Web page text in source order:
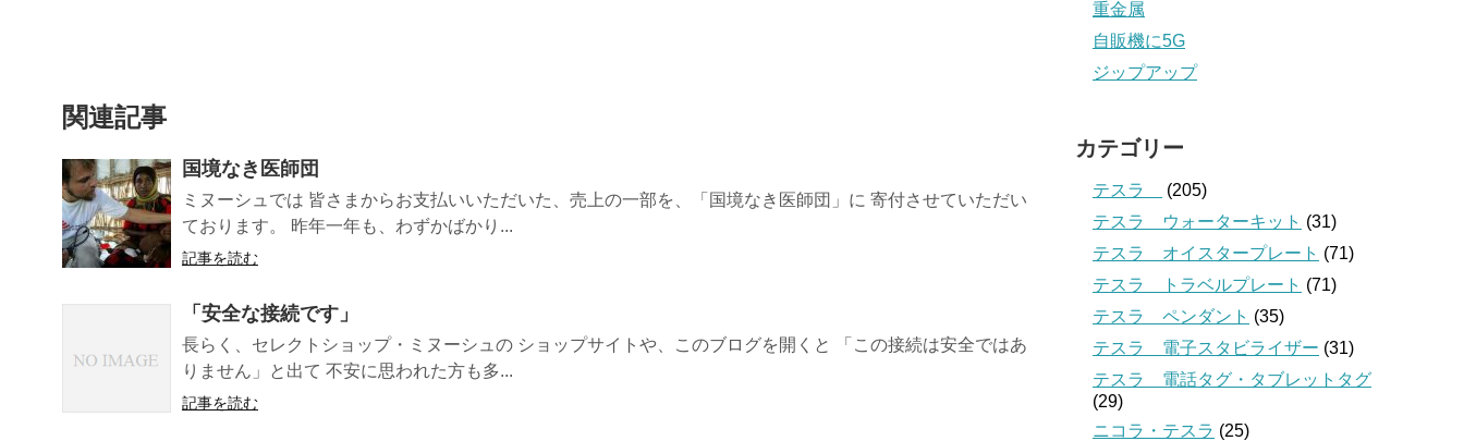
関連記事
国境なき医師団
ミヌーシュでは 皆さまからお支払いいただいた、売上の一部を、「国境なき医師団」に 寄付させていただい
ております。 昨年一年も、わずかばかり...
記事を読む
「安全な接続です」
長らく、セレクトショップ・ミヌーシュの ショップサイトや、このブログを開くと 「この接続は安全ではあ
りません」と出て 不安に思われた方も多...
記事を読む
重金属
自販機に5G
ジップアップ
カテゴリー
テスラ
(205)
テスラ ウォーターキット (31)
テスラ オイスタープレート (71)
テスラ トラベルプレート (71)
テスラ ペンダント (35)
テスラ 電子スタビライザー (31)
テスラ 電話タグ・タブレットタグ
(29)
ニコラ・テスラ (25)